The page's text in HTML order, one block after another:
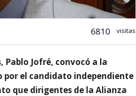
6810 visitas
Pablo Jofré, convocó a la
el candidato independiente
que dirigentes de la Alianza